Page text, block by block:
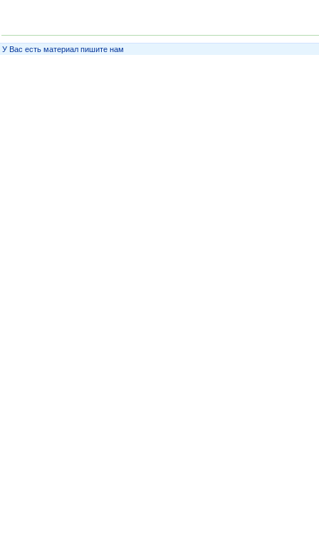
У Вас есть материал пишите нам